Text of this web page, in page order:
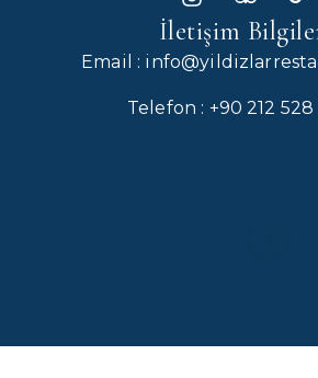
İletişim
Email :
Telefon : +90 212